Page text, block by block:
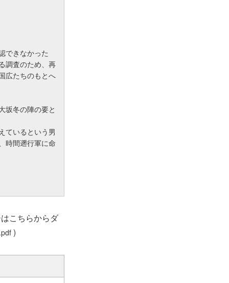
できなかった
調査のため、再
広たちのもとへ
坂冬の陣の要と
ているという男
時間遡行軍に命
こちらからダ
)